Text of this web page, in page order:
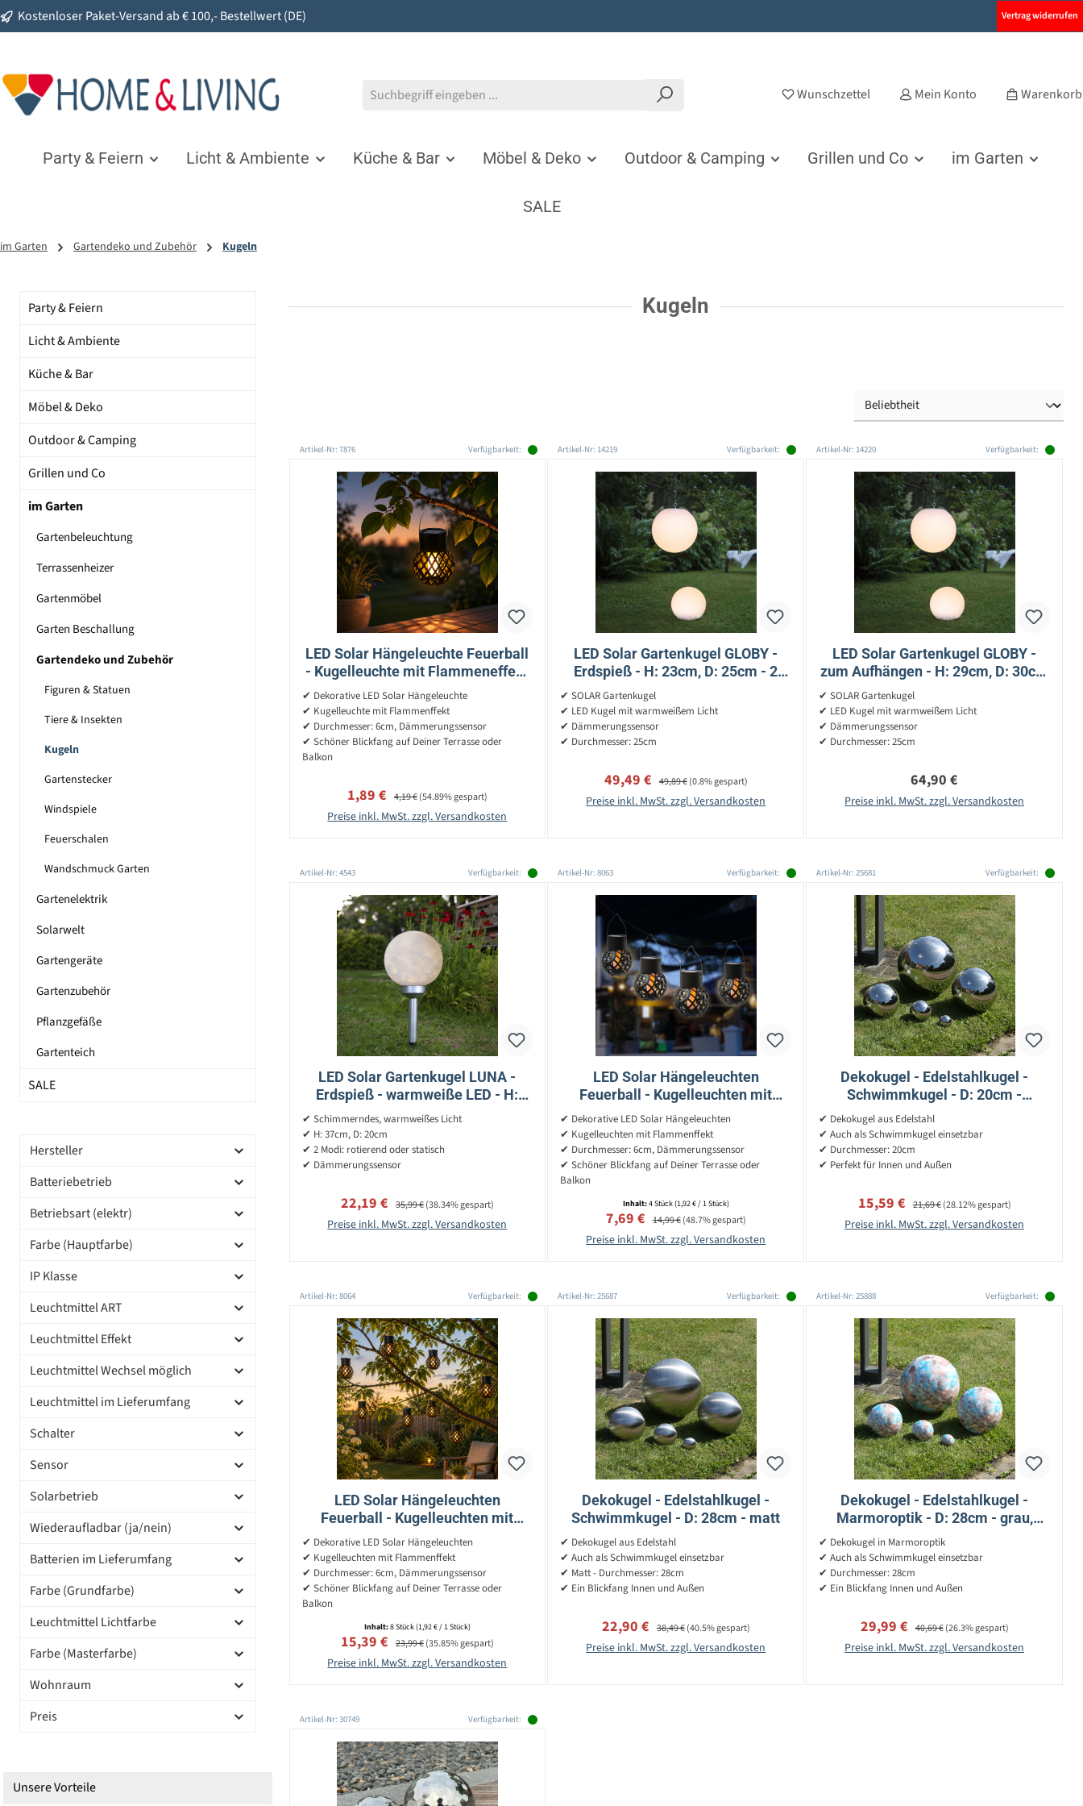
Zur Hauptnavigation springen
Kostenloser Paket-Versand ab € 100,- Bestellwert (DE) Vertrag widerrufen
Wunschzettel Mein Konto Warenkorb
Party & Feiern Licht & Ambiente Küche & Bar Möbel & Deko Outdoor & Camping Grillen und Co im Garten
SALE
im Garten Gartendeko und Zubehör Kugeln
Party & Feiern
Licht & Ambiente
Küche & Bar
Möbel & Deko
Outdoor & Camping
Grillen und Co
im Garten
Gartenbeleuchtung
Terrassenheizer
Gartenmöbel
Garten Beschallung
Gartendeko und Zubehör
Figuren & Statuen
Tiere & Insekten
Kugeln
Gartenstecker
Windspiele
Feuerschalen
Wandschmuck Garten
Gartenelektrik
Solarwelt
Gartengeräte
Gartenzubehör
Pflanzgefäße
Gartenteich
SALE
Hersteller
Batteriebetrieb
Betriebsart (elektr)
Farbe (Hauptfarbe)
IP Klasse
Leuchtmittel ART
Leuchtmittel Effekt
Leuchtmittel Wechsel möglich
Leuchtmittel im Lieferumfang
Schalter
Sensor
Solarbetrieb
Wiederaufladbar (ja/nein)
Batterien im Lieferumfang
Farbe (Grundfarbe)
Leuchtmittel Lichtfarbe
Farbe (Masterfarbe)
Wohnraum
Preis
Unsere Vorteile
Kugeln
Artikel-Nr: 7876 Verfügbarkeit:
LED Solar Hängeleuchte Feuerball
- Kugelleuchte mit Flammeneffekt
- H: 9cm - Sensor - schwarz
✔ Dekorative LED Solar Hängeleuchte
✔ Kugelleuchte mit Flammenffekt
✔ Durchmesser: 6cm, Dämmerungssensor
✔ Schöner Blickfang auf Deiner Terrasse oder
Balkon
Verkaufspreis:
1,89 € Regulärer Preis:
4,19 €(54.89% gespart)
Preise inkl. MwSt. zzgl. Versandkosten
Artikel-Nr: 14219 Verfügbarkeit:
LED Solar Gartenkugel GLOBY -
Erdspieß - H: 23cm, D: 25cm - 2
warmweiße LED -
Dämmerungssensor
✔ SOLAR Gartenkugel
✔ LED Kugel mit warmweißem Licht
✔ Dämmerungssensor
✔ Durchmesser: 25cm
Verkaufspreis:
49,49 € Regulärer Preis:
49,89 €(0.8% gespart)
Preise inkl. MwSt. zzgl. Versandkosten
Artikel-Nr: 14220 Verfügbarkeit:
LED Solar Gartenkugel GLOBY -
zum Aufhängen - H: 29cm, D: 30cm
- 6 warmweiße LED - Lichtsensor
✔ SOLAR Gartenkugel
✔ LED Kugel mit warmweißem Licht
✔ Dämmerungssensor
✔ Durchmesser: 25cm
Regulärer Preis:
64,90 €
Preise inkl. MwSt. zzgl. Versandkosten
Artikel-Nr: 4543 Verfügbarkeit:
LED Solar Gartenkugel LUNA -
Erdspieß - warmweiße LED - H:
37cm - D: 20cm -
Dämmerungssensor
✔ Schimmerndes, warmweißes Licht
✔ H: 37cm, D: 20cm
✔ 2 Modi: rotierend oder statisch
✔ Dämmerungssensor
Verkaufspreis:
22,19 € Regulärer Preis:
35,99 €(38.34% gespart)
Preise inkl. MwSt. zzgl. Versandkosten
Artikel-Nr: 8063 Verfügbarkeit:
LED Solar Hängeleuchten
Feuerball - Kugelleuchten mit
Flammeneffekt - H: 9cm - Sensor -
4 Stück
✔ Dekorative LED Solar Hängeleuchten
✔ Kugelleuchten mit Flammenffekt
✔ Durchmesser: 6cm, Dämmerungssensor
✔ Schöner Blickfang auf Deiner Terrasse oder
Balkon
Inhalt:4 Stück(1,92 € / 1 Stück)
Verkaufspreis:
7,69 € Regulärer Preis:
14,99 €(48.7% gespart)
Preise inkl. MwSt. zzgl. Versandkosten
Artikel-Nr: 25681 Verfügbarkeit:
Dekokugel - Edelstahlkugel -
Schwimmkugel - D: 20cm -
glänzend
✔ Dekokugel aus Edelstahl
✔ Auch als Schwimmkugel einsetzbar
✔ Durchmesser: 20cm
✔ Perfekt für Innen und Außen
Verkaufspreis:
15,59 € Regulärer Preis:
21,69 € (28.12% gespart)
Preise inkl. MwSt. zzgl. Versandkosten
Artikel-Nr: 8064 Verfügbarkeit:
LED Solar Hängeleuchten
Feuerball - Kugelleuchten mit
Flammeneffekt - H: 9cm - Sensor -
8 Stück
✔ Dekorative LED Solar Hängeleuchten
✔ Kugelleuchten mit Flammenffekt
✔ Durchmesser: 6cm, Dämmerungssensor
✔ Schöner Blickfang auf Deiner Terrasse oder
Balkon
Inhalt:8 Stück(1,92 € / 1 Stück)
Verkaufspreis:
15,39 € Regulärer Preis:
23,99 €(35.85% gespart)
Preise inkl. MwSt. zzgl. Versandkosten
Artikel-Nr: 25687 Verfügbarkeit:
Dekokugel - Edelstahlkugel -
Schwimmkugel - D: 28cm - matt
✔ Dekokugel aus Edelstahl
✔ Auch als Schwimmkugel einsetzbar
✔ Matt - Durchmesser: 28cm
✔ Ein Blickfang Innen und Außen
Verkaufspreis:
22,90 € Regulärer Preis:
38,49 €(40.5% gespart)
Preise inkl. MwSt. zzgl. Versandkosten
Artikel-Nr: 25888 Verfügbarkeit:
Dekokugel - Edelstahlkugel -
Marmoroptik - D: 28cm - grau,
blau, rot
✔ Dekokugel in Marmoroptik
✔ Auch als Schwimmkugel einsetzbar
✔ Durchmesser: 28cm
✔ Ein Blickfang Innen und Außen
Verkaufspreis:
29,99 € Regulärer Preis:
40,69 € (26.3% gespart)
Preise inkl. MwSt. zzgl. Versandkosten
Artikel-Nr: 30749 Verfügbarkeit: